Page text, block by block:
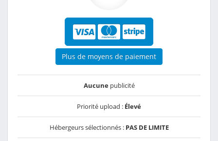
Plus de moyens de paiement
Aucunepublicité
Priorité upload : Élevé
Hébergeurs sélectionnés : PAS DE LIMITE